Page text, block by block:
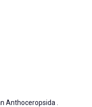
Anthoceropsida .